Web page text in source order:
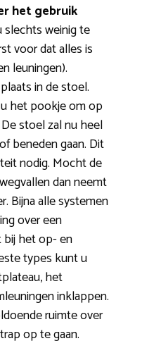
het gebruik
weinig te
voor dat alles is
leuningen).
in de stoel.
het pookje om op
stoel zal nu heel
beneden gaan. Dit
nodig. Mocht de
dan neemt
Bijna alle systemen
over een
bij het op- en
types kunt u
het
inklappen.
ruimte over
op te gaan.